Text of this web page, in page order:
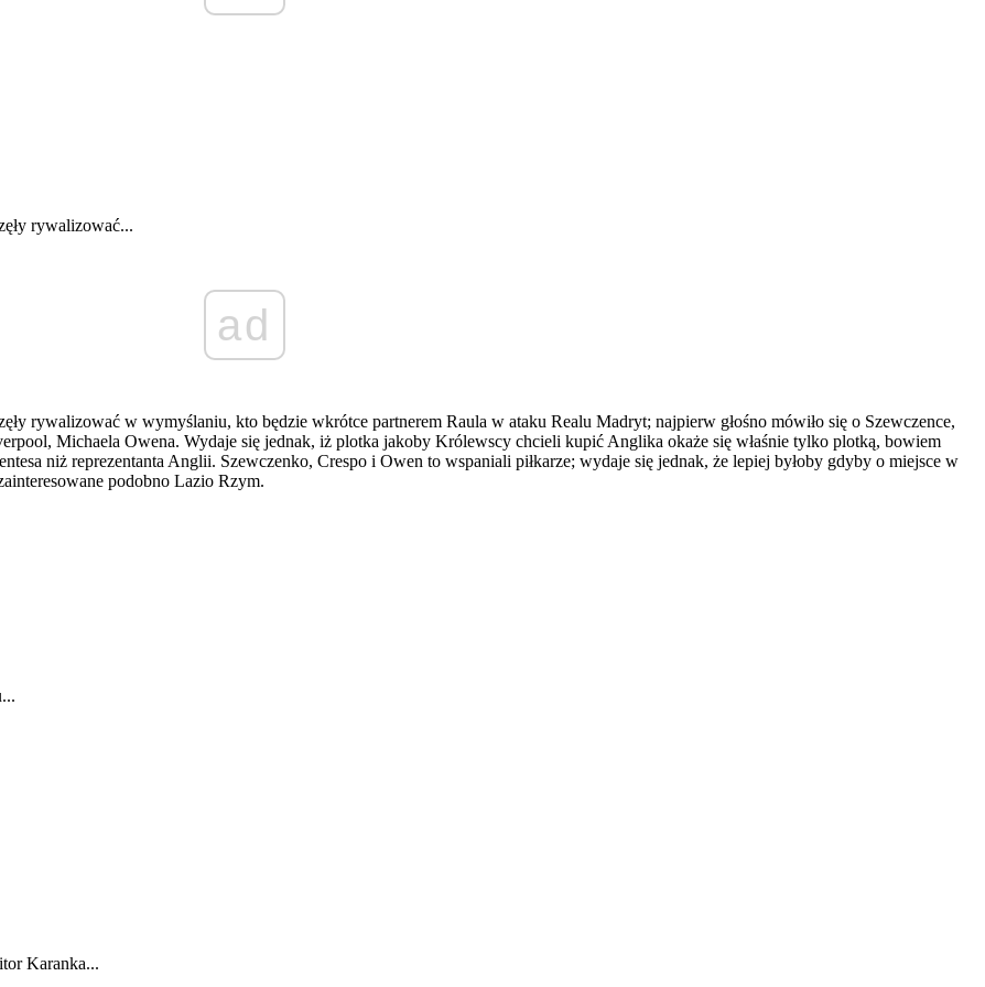
rywalizować...
ad
rywalizować w wymyślaniu, kto będzie wkrótce partnerem Raula w ataku Realu Madryt; najpierw głośno mówiło się o Szewczence,
Michaela Owena. Wydaje się jednak, iż plotka jakoby Królewscy chcieli kupić Anglika okaże się właśnie tylko plotką, bowiem
niż reprezentanta Anglii. Szewczenko, Crespo i Owen to wspaniali piłkarze; wydaje się jednak, że lepiej byłoby gdyby o miejsce w
podobno Lazio Rzym.
Karanka...